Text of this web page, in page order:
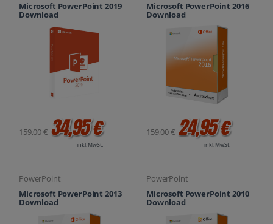
Microsoft PowerPoint 2019
Download
159,00 € 34,95 €
inkl. MwSt.
Microsoft PowerPoint 2016
Download
159,00 € 24,95 €
inkl. MwSt.
PowerPoint
Microsoft PowerPoint 2013
Download
PowerPoint
Microsoft PowerPoint 2010
Download